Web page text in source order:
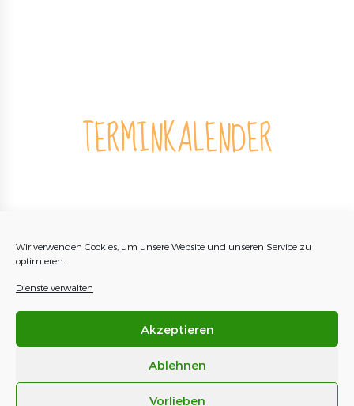
Wir verwenden Cookies, um unsere Website und unseren Service zu
optimieren.
Dienste verwalten
Akzeptieren
Ablehnen
Vorlieben
TERMINKALENDER
Spielmobile e. V. und dem Deutschen Paritätischen